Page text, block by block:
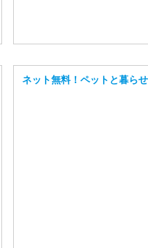
ネット無料！ペットと暮ら